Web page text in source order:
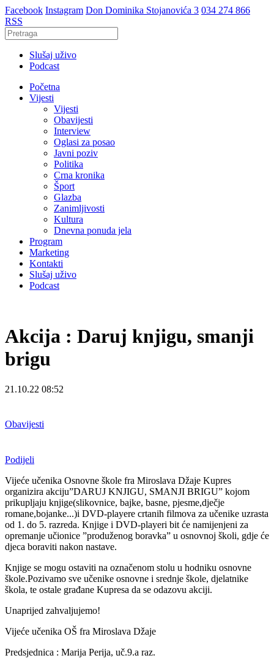
Facebook Instagram Don Dominika Stojanovića 3 034 274 866
RSS
Slušaj uživo
Podcast
Početna
Vijesti
Vijesti
Obavijesti
Interview
Oglasi za posao
Javni poziv
Politika
Crna kronika
Šport
Glazba
Zanimljivosti
Kultura
Dnevna ponuda jela
Program
Marketing
Kontakti
Slušaj uživo
Podcast
Akcija : Daruj knjigu, smanji
brigu
21.10.22 08:52
Obavijesti
Podijeli
Vijeće učenika Osnovne škole fra Miroslava Džaje Kupres
organizira akciju”DARUJ KNJIGU, SMANJI BRIGU” kojom
prikupljaju knjige(slikovnice, bajke, basne, pjesme,dječje
romane,bojanke...)i DVD-playere crtanih filmova za učenike uzrasta
od 1. do 5. razreda. Knjige i DVD-playeri bit će namijenjeni za
opremanje učionice ”produženog boravka” u osnovnoj školi, gdje će
djeca boraviti nakon nastave.
Knjige se mogu ostaviti na označenom stolu u hodniku osnovne
škole.Pozivamo sve učenike osnovne i srednje škole, djelatnike
škola, te ostale građane Kupresa da se odazovu akciji.
Unaprijed zahvaljujemo!
Vijeće učenika OŠ fra Miroslava Džaje
Predsjednica : Marija Perija, uč.9.a raz.